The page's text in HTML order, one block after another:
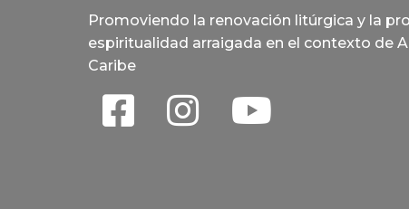
Promoviendo la renovación litúrgica y la
espiritualidad arraigada en el contexto de
Caribe